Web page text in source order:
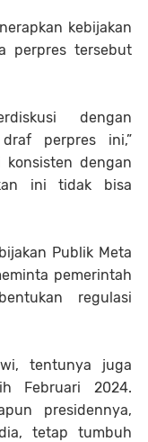
kebijakan
perpres tersebut
dengan
perpres ini,”
konsisten dengan
ini tidak bisa
Publik Meta
pemerintah
regulasi
tentunya juga
Februari 2024.
presidennya,
tetap tumbuh